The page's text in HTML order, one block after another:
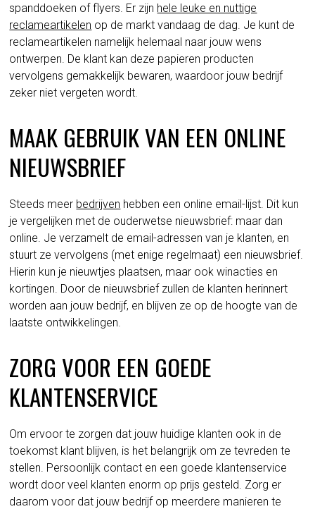
spanddoeken of flyers. Er zijn hele leuke en nuttige
reclameartikelen op de markt vandaag de dag. Je kunt de
reclameartikelen namelijk helemaal naar jouw wens
ontwerpen. De klant kan deze papieren producten
vervolgens gemakkelijk bewaren, waardoor jouw bedrijf
zeker niet vergeten wordt.
MAAK GEBRUIK VAN EEN ONLINE
NIEUWSBRIEF
Steeds meer bedrijven hebben een online email-lijst. Dit kun
je vergelijken met de ouderwetse nieuwsbrief: maar dan
online. Je verzamelt de email-adressen van je klanten, en
stuurt ze vervolgens (met enige regelmaat) een nieuwsbrief.
Hierin kun je nieuwtjes plaatsen, maar ook winacties en
kortingen. Door de nieuwsbrief zullen de klanten herinnert
worden aan jouw bedrijf, en blijven ze op de hoogte van de
laatste ontwikkelingen.
ZORG VOOR EEN GOEDE
KLANTENSERVICE
Om ervoor te zorgen dat jouw huidige klanten ook in de
toekomst klant blijven, is het belangrijk om ze tevreden te
stellen. Persoonlijk contact en een goede klantenservice
wordt door veel klanten enorm op prijs gesteld. Zorg er
daarom voor dat jouw bedrijf op meerdere manieren te